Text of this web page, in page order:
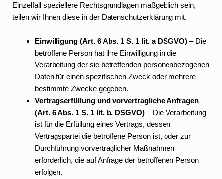
Einzelfall speziellere Rechtsgrundlagen maßgeblich sein,
teilen wir Ihnen diese in der Datenschutzerklärung mit.
Einwilligung (Art. 6 Abs. 1 S. 1 lit. a DSGVO) – Die
betroffene Person hat ihre Einwilligung in die
Verarbeitung der sie betreffenden personenbezogenen
Daten für einen spezifischen Zweck oder mehrere
bestimmte Zwecke gegeben.
Vertragserfüllung und vorvertragliche Anfragen
(Art. 6 Abs. 1 S. 1 lit. b. DSGVO) – Die Verarbeitung
ist für die Erfüllung eines Vertrags, dessen
Vertragspartei die betroffene Person ist, oder zur
Durchführung vorvertraglicher Maßnahmen
erforderlich, die auf Anfrage der betroffenen Person
erfolgen.